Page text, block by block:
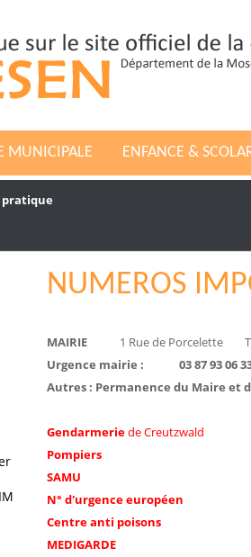
MUNICIPALE ENFANCE &
pratique
NUMEROS
MAIRIE 1 Rue de Porcelette
Urgence mairie : 03 87 93 06 33
Autres : Permanence du Maire et
Gendarmeriede
Pompiers
SAMU Tél.
N° d'urgence
Centre anti poisons
MEDIGARDE Tél.